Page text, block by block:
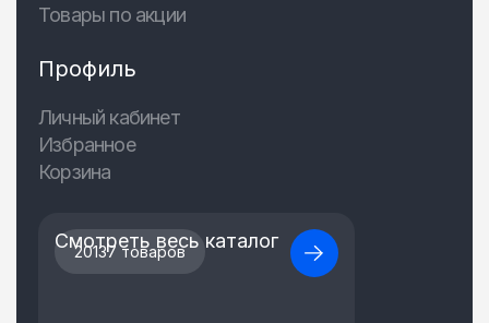
Товары по акции
Профиль
Личный кабинет
Избранное
Корзина
20137 товаров
Смотреть весь каталог